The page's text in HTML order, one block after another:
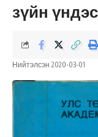
зүйн
Нийтэлсэн 2020-03-01